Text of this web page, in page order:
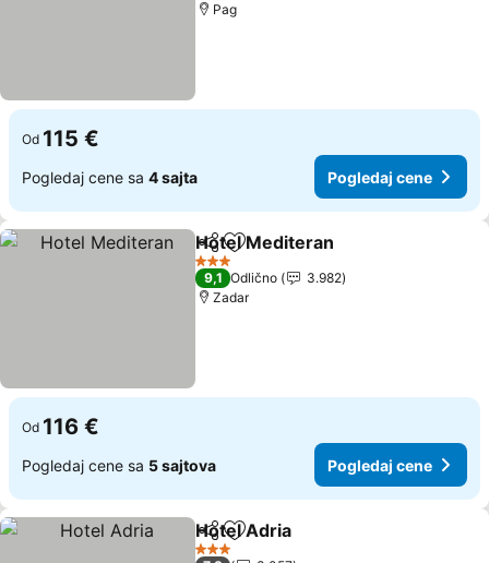
Pag
Od 115 €
Pogledaj cene sa 4 sajta Pogledaj cene
Deli Dodati u favorite
Hotel Mediteran
3 Zvezdice
9,1 Odlično
3.982
Zadar
Od 116 €
Pogledaj cene sa 5 sajtova Pogledaj cene
Deli Dodati u favorite
Hotel Adria
3 Zvezdice